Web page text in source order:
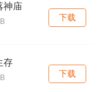
神庙
下载
存
下载